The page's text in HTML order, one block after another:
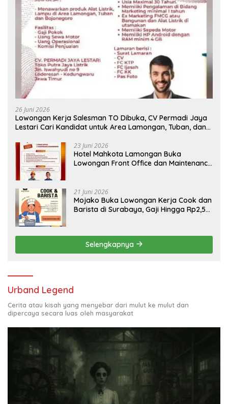
26 Juni 2026
Lowongan Kerja Salesman TO Dibuka, CV Permadi Jaya
Lestari Cari Kandidat untuk Area Lamongan, Tuban, dan
23 Juni 2026
Hotel Mahkota Lamongan Buka
Lowongan Front Office dan Maintenance
21 Juni 2026
Mojako Buka Lowongan Kerja Cook dan
Barista di Surabaya, Gaji Hingga Rp2,5
Selengkapnya
Urband Legend
Cerita atau kisah yang menyebar dari mulut ke mulut dan
dipercaya secara luas oleh masyarakat